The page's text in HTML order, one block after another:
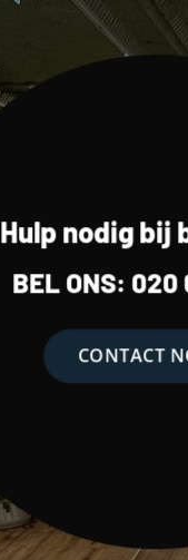
Hulp nodig bij
BEL ONS: 020
CONTACT